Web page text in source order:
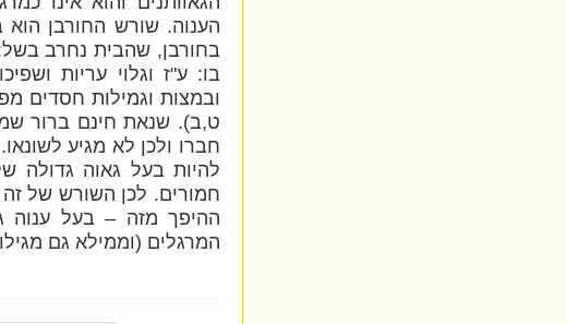
הענוה. שורש החורבן
בחורבן, שהבית נחרב
בו: ע"ז וגלוי עריות
ובמצות וגמילות חסדים
ט,ב). שנאת חינם ברור
חברו ולכן לא מגיע
להיות בעל גאוה גדולה
חמורים. לכן השורש של זה
ההיפך מזה – בעל ענוה
המרגלים (וממילא גם